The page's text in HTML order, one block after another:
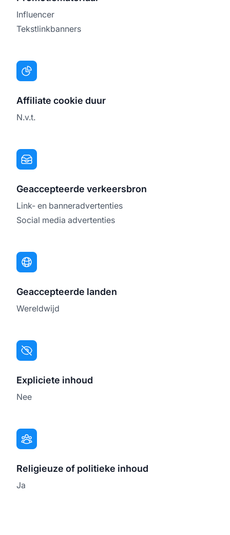
Influencer
Tekstlinkbanners
Affiliate cookie duur
N.v.t.
Geaccepteerde verkeersbron
Link- en banneradvertenties
Social media advertenties
Geaccepteerde landen
Wereldwijd
Expliciete inhoud
Nee
Religieuze of politieke inhoud
Ja